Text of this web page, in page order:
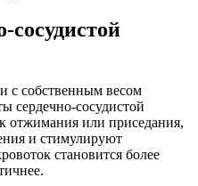
сосудистой
с собственным весом
сердечно-сосудистой
отжимания или приседания,
и стимулируют
становится более